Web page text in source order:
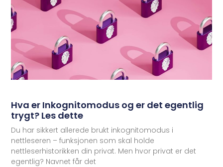
Hva er Inkognitomodus og er det egentlig
trygt? Les dette
Du har sikkert allerede brukt inkognitomodus i
nettleseren – funksjonen som skal holde
nettleserhistorikken din privat. Men hvor privat er det
egentlig? Navnet får det